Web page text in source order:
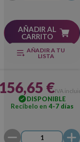
AÑADIR AL
CARRITO
AÑADIR A TU
LISTA
156,65 €IVA
DISPONIBLE
Recíbelo en 4-7 días